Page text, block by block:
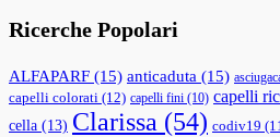
Ricerche Popolari
ALFAPARF (15) anticaduta (15)
capelli colorati (12) capelli fini (10) capelli
cella (13) Clarissa (54) codiv19